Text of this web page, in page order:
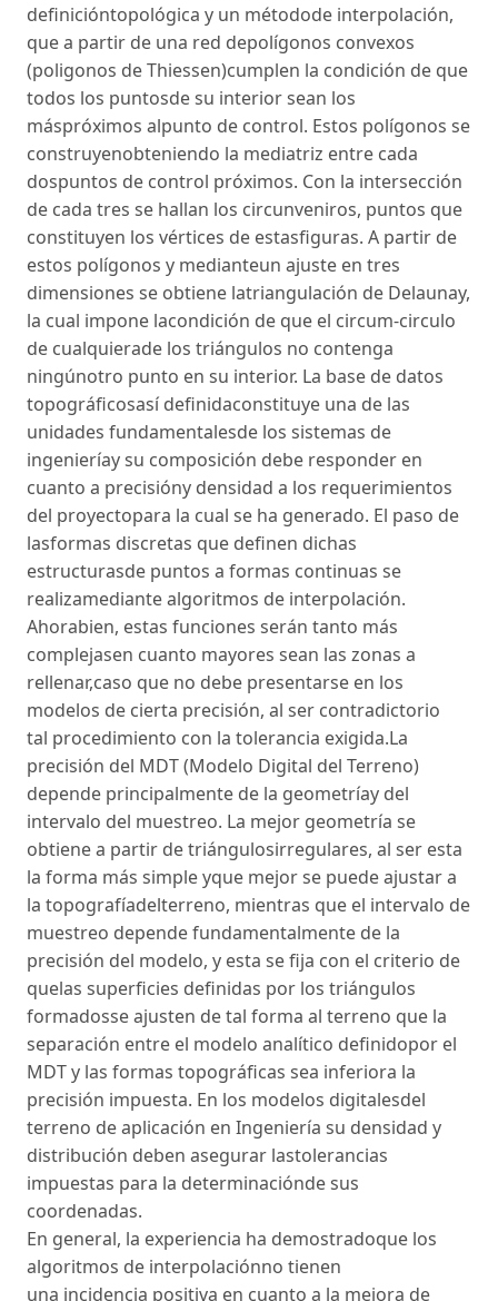
definicióntopológica y un métodode interpolación,
que a partir de una red depolígonos convexos
(poligonos de Thiessen)cumplen la condición de que
todos los puntosde su interior sean los
máspróximos alpunto de control. Estos polígonos se
construyenobteniendo la mediatriz entre cada
dospuntos de control próximos. Con la intersección
de cada tres se hallan los circunveniros, puntos que
constituyen los vértices de estasfiguras. A partir de
estos polígonos y medianteun ajuste en tres
dimensiones se obtiene latriangulación de Delaunay,
la cual impone lacondición de que el circum-circulo
de cualquierade los triángulos no contenga
ningúnotro punto en su interior. La base de datos
topográficosasí definidaconstituye una de las
unidades fundamentalesde los sistemas de
ingenieríay su composición debe responder en
cuanto a precisióny densidad a los requerimientos
del proyectopara la cual se ha generado. El paso de
lasformas discretas que definen dichas
estructurasde puntos a formas continuas se
realizamediante algoritmos de interpolación.
Ahorabien, estas funciones serán tanto más
complejasen cuanto mayores sean las zonas a
rellenar,caso que no debe presentarse en los
modelos de cierta precisión, al ser contradictorio
tal procedimiento con la tolerancia exigida.La
precisión del MDT (Modelo Digital del Terreno)
depende principalmente de la geometríay del
intervalo del muestreo. La mejor geometría se
obtiene a partir de triángulosirregulares, al ser esta
la forma más simple yque mejor se puede ajustar a
la topografíadelterreno, mientras que el intervalo de
muestreo depende fundamentalmente de la
precisión del modelo, y esta se fija con el criterio de
quelas superficies definidas por los triángulos
formadosse ajusten de tal forma al terreno que la
separación entre el modelo analítico definidopor el
MDT y las formas topográficas sea inferiora la
precisión impuesta. En los modelos digitalesdel
terreno de aplicación en Ingeniería su densidad y
distribución deben asegurar lastolerancias
impuestas para la determinaciónde sus
coordenadas.
En general, la experiencia ha demostradoque los
algoritmos de interpolaciónno tienen
una incidencia positiva en cuanto a la mejora de